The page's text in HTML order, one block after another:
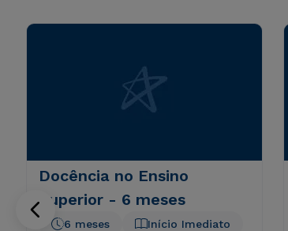
Docência no Ensino
Superior - 6 meses
Início Imediato
6 meses